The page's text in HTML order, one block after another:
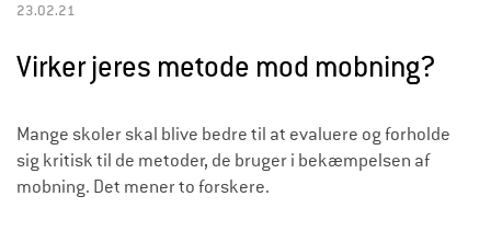
23.02.21
Virker jeres metode mod mobning?
Mange skoler skal blive bedre til at evaluere og forholde
sig kritisk til de metoder, de bruger i bekæmpelsen af
mobning. Det mener to forskere.